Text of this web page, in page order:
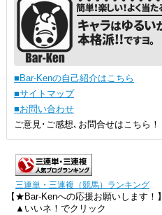
■Bar-Kenの自己紹介はこちら
■サイトマップ
■お問い合わせ
ご意見･ご感想､お問合せはこちら！
三連単・三連複（競馬）ランキング
【★Bar-Kenへの応援お願いします！】
▲いいネ！でクリック